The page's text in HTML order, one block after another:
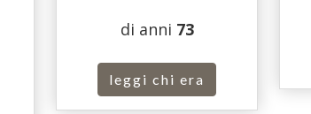
di anni 73
leggi chi era